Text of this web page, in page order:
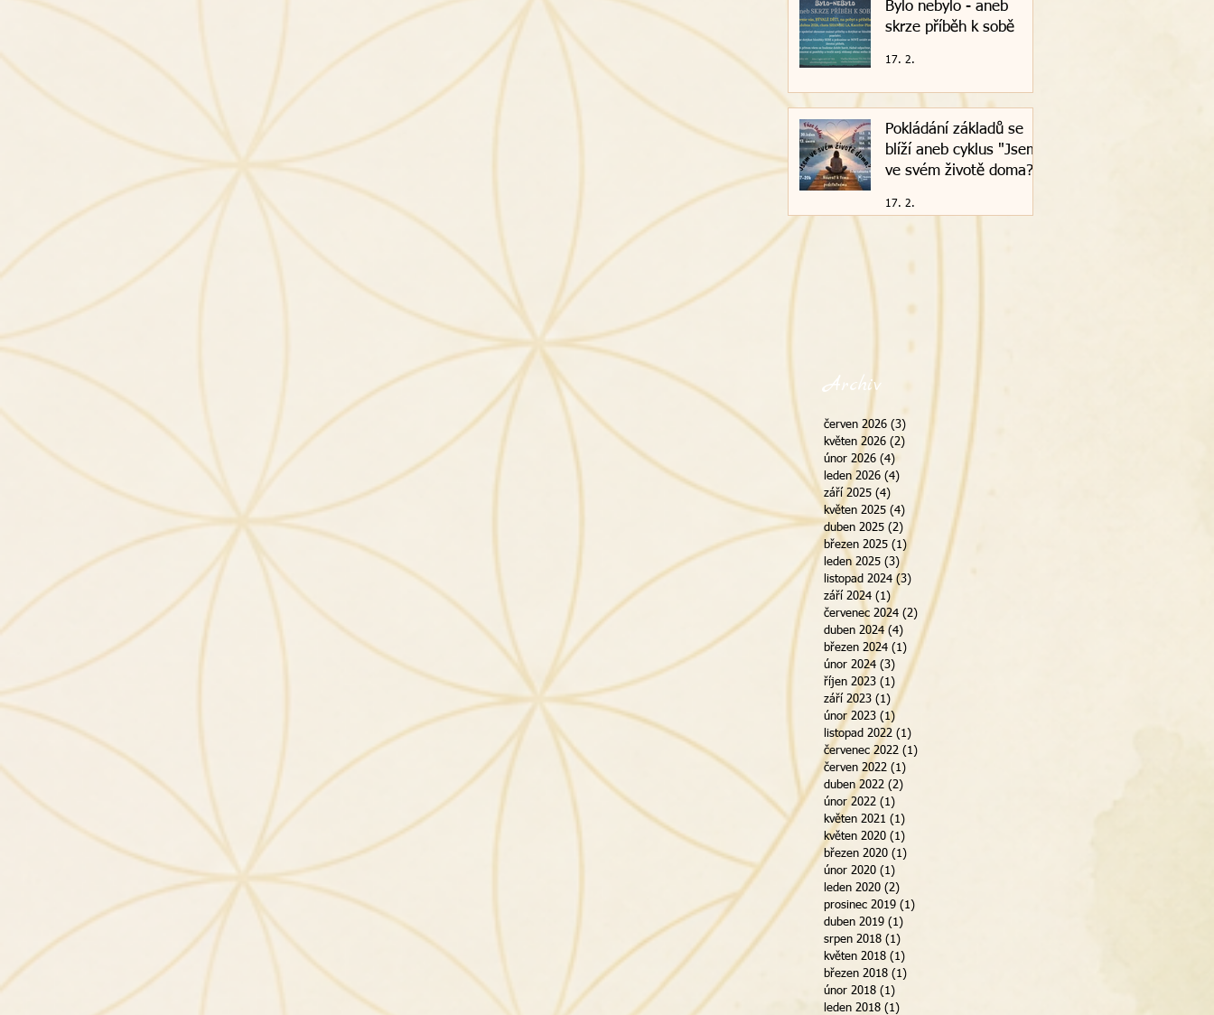
Bylo nebylo - aneb
skrze příběh k sobě
17. 2.
Pokládání základů se
blíží aneb cyklus "Jsem
ve svém životě doma?"
17. 2.
Archiv
červen 2026 (3)
květen 2026 (2)
únor 2026 (4)
leden 2026 (4)
září 2025 (4)
květen 2025 (4)
duben 2025 (2) 2 příspěvky
březen 2025 (1) 1 příspěvek
leden 2025 (3)3 příspěvky
listopad 2024 (3) 3 příspěvky
září 2024 (1)1 příspěvek
červenec 2024 (2) 2 příspěvky
duben 2024 (4) 4 příspěvky
březen 2024 (1) 1 příspěvek
únor 2024 (3) 3 příspěvky
říjen 2023 (1) 1 příspěvek
září 2023 (1) 1 příspěvek
únor 2023 (1)
listopad 2022 (1)
červenec 2022 (1)
červen 2022 (1)
duben 2022 (2)
únor 2022 (1)
květen 2021 (1)
květen 2020 (1)
březen 2020 (1)
únor 2020 (1)
leden 2020 (2)
prosinec 2019 (1)
duben 2019 (1)
srpen 2018 (1)
květen 2018 (1)
březen 2018 (1)
únor 2018 (1)
leden 2018 (1)